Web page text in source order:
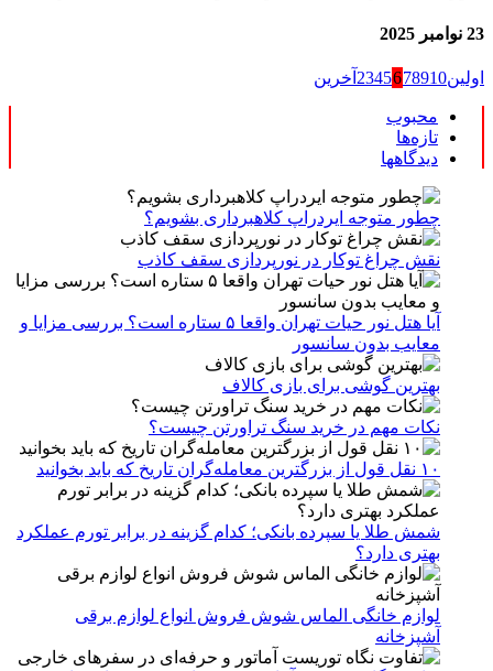
23 نوامبر 2025
اولین 2345678910 آخرین
محبوب
تازه‌ها
دیدگاهها
چطور متوجه ایردراپ کلاهبرداری بشویم؟
نقش چراغ توکار در نورپردازی سقف کاذب
آیا هتل نور حیات تهران واقعا ۵ ستاره است؟ بررسی مزایا و
معایب بدون سانسور
بهترین گوشی برای بازی کالاف
نکات مهم در خرید سنگ تراورتن چیست؟
۱۰ نقل قول از بزرگترین معامله‌گران تاریخ که باید بخوانید
شمش طلا یا سپرده بانکی؛ کدام گزینه در برابر تورم عملکرد
بهتری دارد؟
لوازم خانگی الماس شوش فروش انواع لوازم برقی
آشپزخانه